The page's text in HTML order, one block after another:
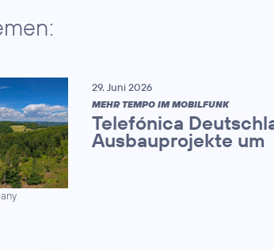
29. Juni 2026
MEHR TEMPO IM MOBILFUNK
Telefónica
Ausbauprojekte um